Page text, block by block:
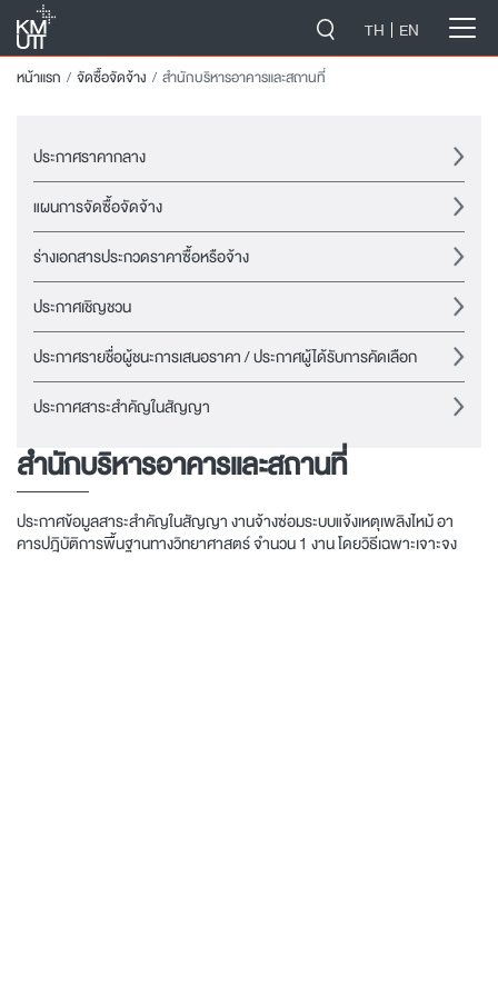
TH EN
หน้าแรก จัดซื้อจัดจ้าง สำนักบริหารอาคารและสถานที่
ประกาศราคากลาง
แผนการจัดซื้อจัดจ้าง
ร่างเอกสารประกวดราคาซื้อหรือจ้าง
ประกาศเชิญชวน
ประกาศรายชื่อผู้ชนะการเสนอราคา / ประกาศผู้ได้รับการคัดเลือก
ประกาศสาระสำคัญในสัญญา
สำนักบริหารอาคารและสถานที่
ประกาศข้อมูลสาระสำคัญในสัญญา งานจ้างซ่อมระบบแจ้งเหตุเพลิงไหม้ อา
คารปฎิบัติการพื้นฐานทางวิทยาศาสตร์ จำนวน 1 งาน โดยวิธีเฉพาะเจาะจง